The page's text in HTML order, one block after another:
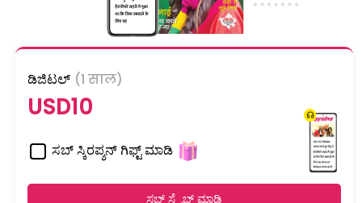
ಡಿಜಿಟಲ್ (1 साल)
USD10
ಸಬ್ ಸ್ಕಿರಪ್ಶನ್ ಗಿಫ್ಟ್ ಮಾಡಿ
ಸಬ್ ಸ್ಕ್ರೈಬ್ ಮಾಡಿ